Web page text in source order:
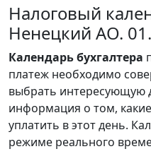
Налоговый
Ненецкий АО.
Календарьбухгалтера
платеж необходимо
выбрать интересующую
информация о том,
уплатить в этот день.
режиме реального